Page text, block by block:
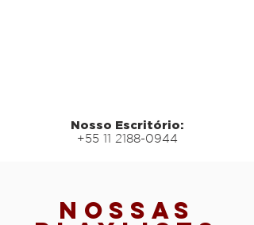
Nosso Escritório:
+55 11 2188-0944
Nossas